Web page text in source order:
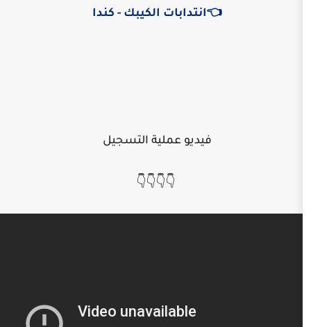
👈انتدابات الكيبك - كندا
فيديو عملية التسجيل